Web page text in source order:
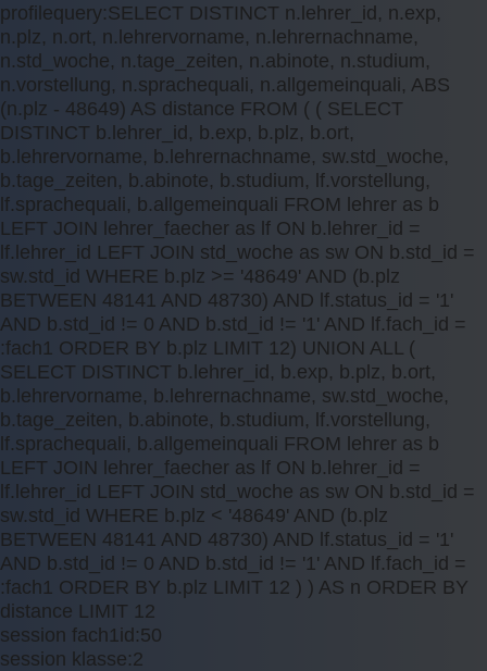
profilequery:SELECT DISTINCT n.lehrer_id, n.exp,
n.plz, n.ort, n.lehrervorname, n.lehrernachname,
n.std_woche, n.tage_zeiten, n.abinote, n.studium,
n.vorstellung, n.sprachequali, n.allgemeinquali, ABS
(n.plz - 48649) AS distance FROM ( ( SELECT
DISTINCT b.lehrer_id, b.exp, b.plz, b.ort,
b.lehrervorname, b.lehrernachname, sw.std_woche,
b.tage_zeiten, b.abinote, b.studium, lf.vorstellung,
lf.sprachequali, b.allgemeinquali FROM lehrer as b
LEFT JOIN lehrer_faecher as lf ON b.lehrer_id =
lf.lehrer_id LEFT JOIN std_woche as sw ON b.std_id =
sw.std_id WHERE b.plz >= '48649' AND (b.plz
BETWEEN 48141 AND 48730) AND lf.status_id = '1'
AND b.std_id != 0 AND b.std_id != '1' AND lf.fach_id =
:fach1 ORDER BY b.plz LIMIT 12) UNION ALL (
SELECT DISTINCT b.lehrer_id, b.exp, b.plz, b.ort,
b.lehrervorname, b.lehrernachname, sw.std_woche,
b.tage_zeiten, b.abinote, b.studium, lf.vorstellung,
lf.sprachequali, b.allgemeinquali FROM lehrer as b
LEFT JOIN lehrer_faecher as lf ON b.lehrer_id =
lf.lehrer_id LEFT JOIN std_woche as sw ON b.std_id =
sw.std_id WHERE b.plz < '48649' AND (b.plz
BETWEEN 48141 AND 48730) AND lf.status_id = '1'
AND b.std_id != 0 AND b.std_id != '1' AND lf.fach_id =
:fach1 ORDER BY b.plz LIMIT 12 ) ) AS n ORDER BY
distance LIMIT 12
session fach1id:50
session klasse:2